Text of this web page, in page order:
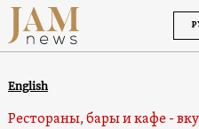
English
Рестораны, бары и кафе -